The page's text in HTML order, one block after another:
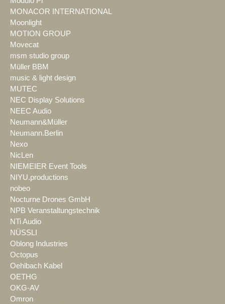
MONACOR INTERNATIONAL
Moonlight
MOTION GROUP
Movecat
msm studio group
Müller BBM
music & light design
MUTEC
NEC Display Solutions
NEEC Audio
Neumann&Müller
Neumann.Berlin
Nexo
NicLen
NIEMEIER Event Tools
NIYU.productions
nobeo
Nocturne Drones GmbH
NPB Veranstaltungstechnik
NTi Audio
NÜSSLI
Oblong Industries
Octopus
Oehlbach Kabel
OETHG
OKG-AV
Omron